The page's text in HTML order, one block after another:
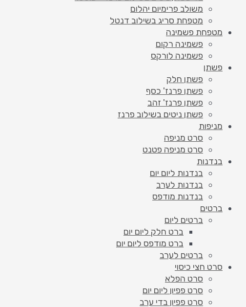
משולב פרימיום יהלום
מטפחת סריג בשילוב דנטל
מטפחת פשמינה
פשמינה רקום
פשמינה לורקס
פשתן
פשתן חלק
פשתן פרנז' כסף
פשתן פרנז' זהב
פשתן ניטים בשילוב פרנז
מניפות
סרט מניפה
סרט מניפה פטנט
בנדנות
בנדנות ליום יום
בנדנות לערב
בנדנות מודפס
ברטים
ברטים ליום
ברט חלק ליום יום
ברט מודפס ליום יום
ברטים לערב
סרט חצי כיסוי
סרט הפלא
סרט פפיון ליום יום
סרט פפיון בדי ערב